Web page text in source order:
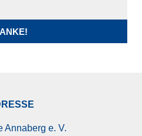
Annaberg e. V.